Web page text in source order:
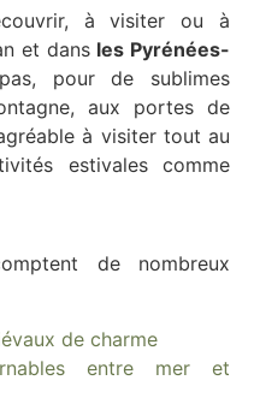
à visiter ou à
et dans les Pyrénées-
pour de sublimes
aux portes de
à visiter tout au
estivales comme
de nombreux
de charme
entre mer et